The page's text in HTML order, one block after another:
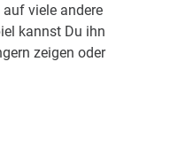
viele andere
kannst Du ihn
zeigen oder